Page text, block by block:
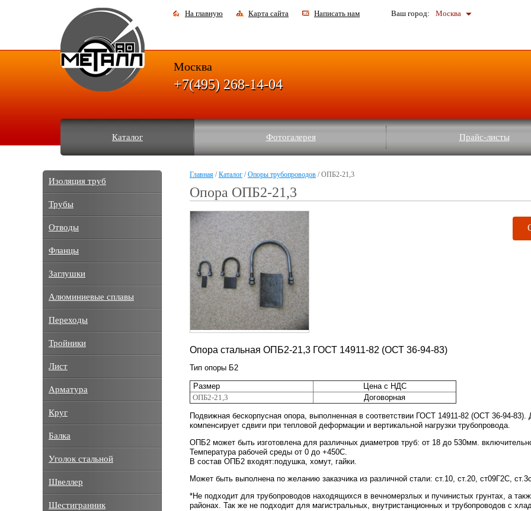
На главную Карта сайта Написать нам Ваш город: Москва
Каталог Фотогалерея Прайс-листы
Москва
+7(495) 268-14-04
Главная /Каталог /Опоры трубопроводов / ОПБ2-21,3
Опора ОПБ2-21,3
Опора стальная ОПБ2-21,3 ГОСТ 14911-82 (ОСТ 36-94-83)
Тип опоры Б2
Размер
Цена с НДС
ОПБ2-21,3
Договорная
Подвижная бескорпусная опора, выполненная в соответствии ГОСТ 14911-82 (ОСТ 36-94-83).
компенсирует сдвиги при тепловой деформации и вертикальной нагрузки трубопровода.
ОПБ2 может быть изготовлена для различных диаметров труб: от 18 до 530мм.
Температура рабочей среды от 0 до +450С.
В состав ОПБ2 входят:подушка, хомут, гайки.
Может быть выполнена по желанию заказчика из различной стали: ст.10, ст.20, ст09Г2С,
*Не подходит для трубопроводов находящихся в вечномерзлых и пучинистых грунтах, а
районах. Так же не подходит для магистральных, внутристанционных и трубопроводов с
Изоляция труб
Трубы
Отводы
Фланцы
Заглушки
Алюминиевые сплавы
Переходы
Тройники
Лист
Арматура
Круг
Балка
Уголок стальной
Швеллер
Шестигранник